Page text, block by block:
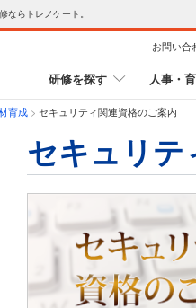
らトレノケート。
お問い合
研修を探す 人事・
育成 > セキュリティ関連資格のご案内
セキュリテ